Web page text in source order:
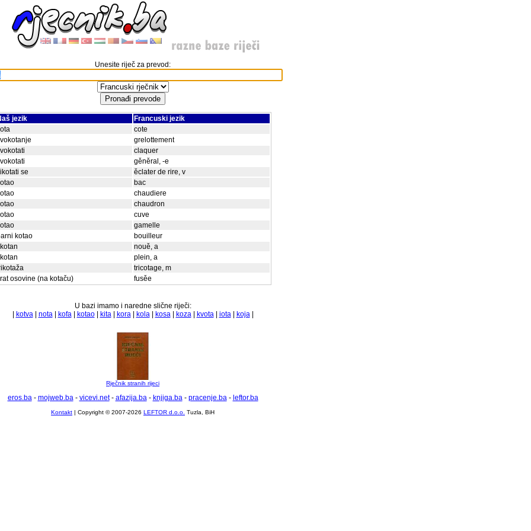
Unesite riječ za prevod:
jezik
Francuski jezik
cote
grelottement
claquer
gěněral, -e
se
ěclater de rire, v
bac
chaudiere
chaudron
cuve
gamelle
kotao
bouilleur
nouě, a
plein, a
tricotage, m
osovine (na kotaču)
fusěe
U bazi imamo i naredne slične riječi:
kotva| nota| kofa| kotao| kita| kora| kola| kosa| koza| kvota| iota| koja|
Rječnik stranih rijeci
eros.ba- mojweb.ba- vicevi.net- afazija.ba- knjiga.ba- pracenje.ba- leftor.ba
Kontakt | Copyright © 2007-2026 LEFTOR d.o.o. Tuzla, BiH